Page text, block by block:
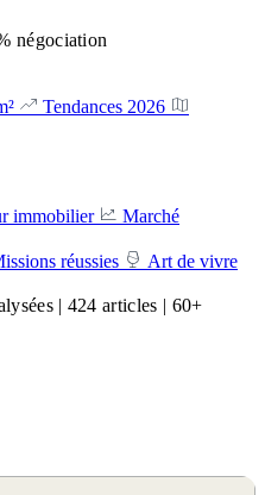
négociation
Tendances 2026
immobilier
Marché
réussies
Art de vivre
| 424 articles | 60+